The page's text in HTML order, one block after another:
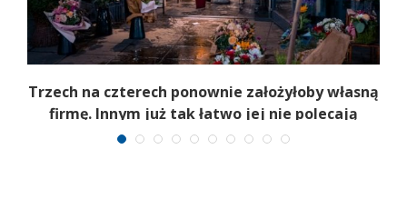
Trzech na czterech ponownie założyłoby własną
firmę. Innym już tak łatwo jej nie polecają